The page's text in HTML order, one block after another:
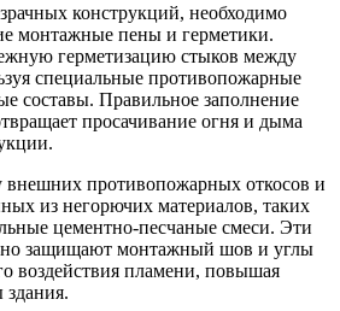
конструкций, необходимо
монтажные пены и герметики.
герметизацию стыков между
специальные противопожарные
составы. Правильное заполнение
просачивание огня и дыма
внешних противопожарных откосов и
из негорючих материалов, таких
цементно-песчаные смеси. Эти
защищают монтажный шов и углы
воздействия пламени, повышая